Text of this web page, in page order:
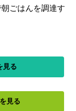
ごはんを調達す
見る
見る